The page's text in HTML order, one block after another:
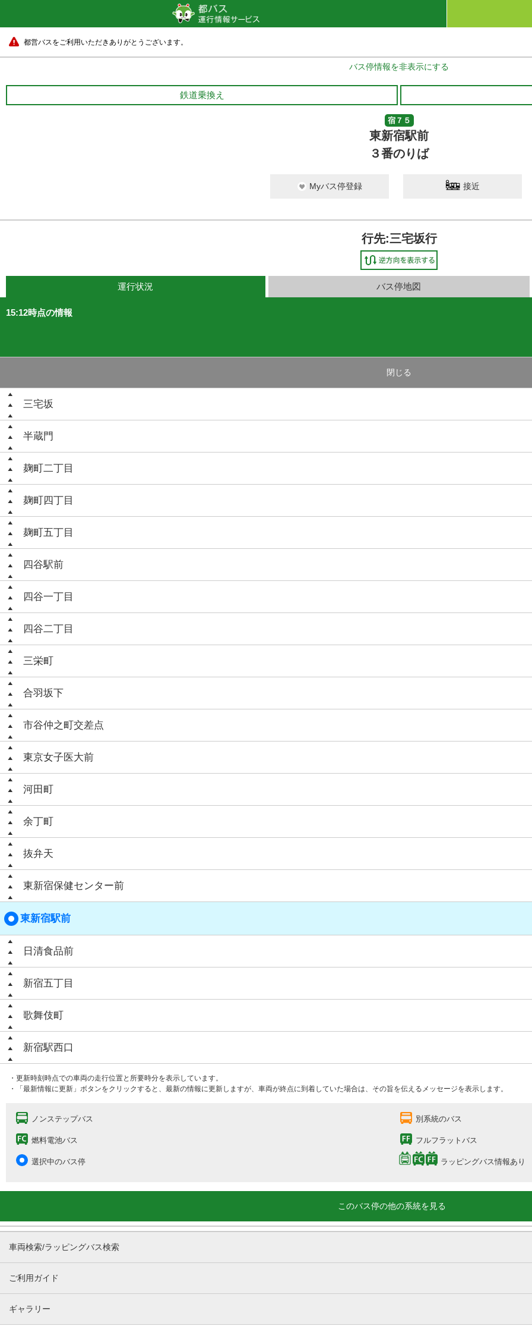
都営バスをご利用いただきありがとうございます。
バス停情報を非表示にする
鉄道乗換え
宿７５
東新宿駅前
３番のりば
Myバス停登録 接近
行先:三宅坂行
運行状況 バス停地図
15:12時点の情報
閉じる
三宅坂
半蔵門
麹町二丁目
麹町四丁目
麹町五丁目
四谷駅前
四谷一丁目
四谷二丁目
三栄町
合羽坂下
市谷仲之町交差点
東京女子医大前
河田町
余丁町
抜弁天
東新宿保健センター前
東新宿駅前
日清食品前
新宿五丁目
歌舞伎町
新宿駅西口
・更新時刻時点での車両の走行位置と所要時分を表示しています。
・「最新情報に更新」ボタンをクリックすると、最新の情報に更新しますが、車両が終点に到着していた場合は、その旨を伝えるメッセージを表示します。
ノンステップバス 別系統のバス
燃料電池バス フルフラットバス
選択中のバス停 ラッピングバス情報あり
このバス停の他の系統を見る
車両検索/ラッピングバス検索
ご利用ガイド
ギャラリー